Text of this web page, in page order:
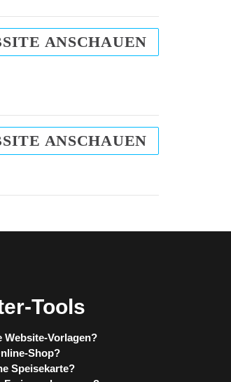
ANSCHAUEN
ANSCHAUEN
Tools
Website-Vorlagen?
Shop?
Speisekarte?